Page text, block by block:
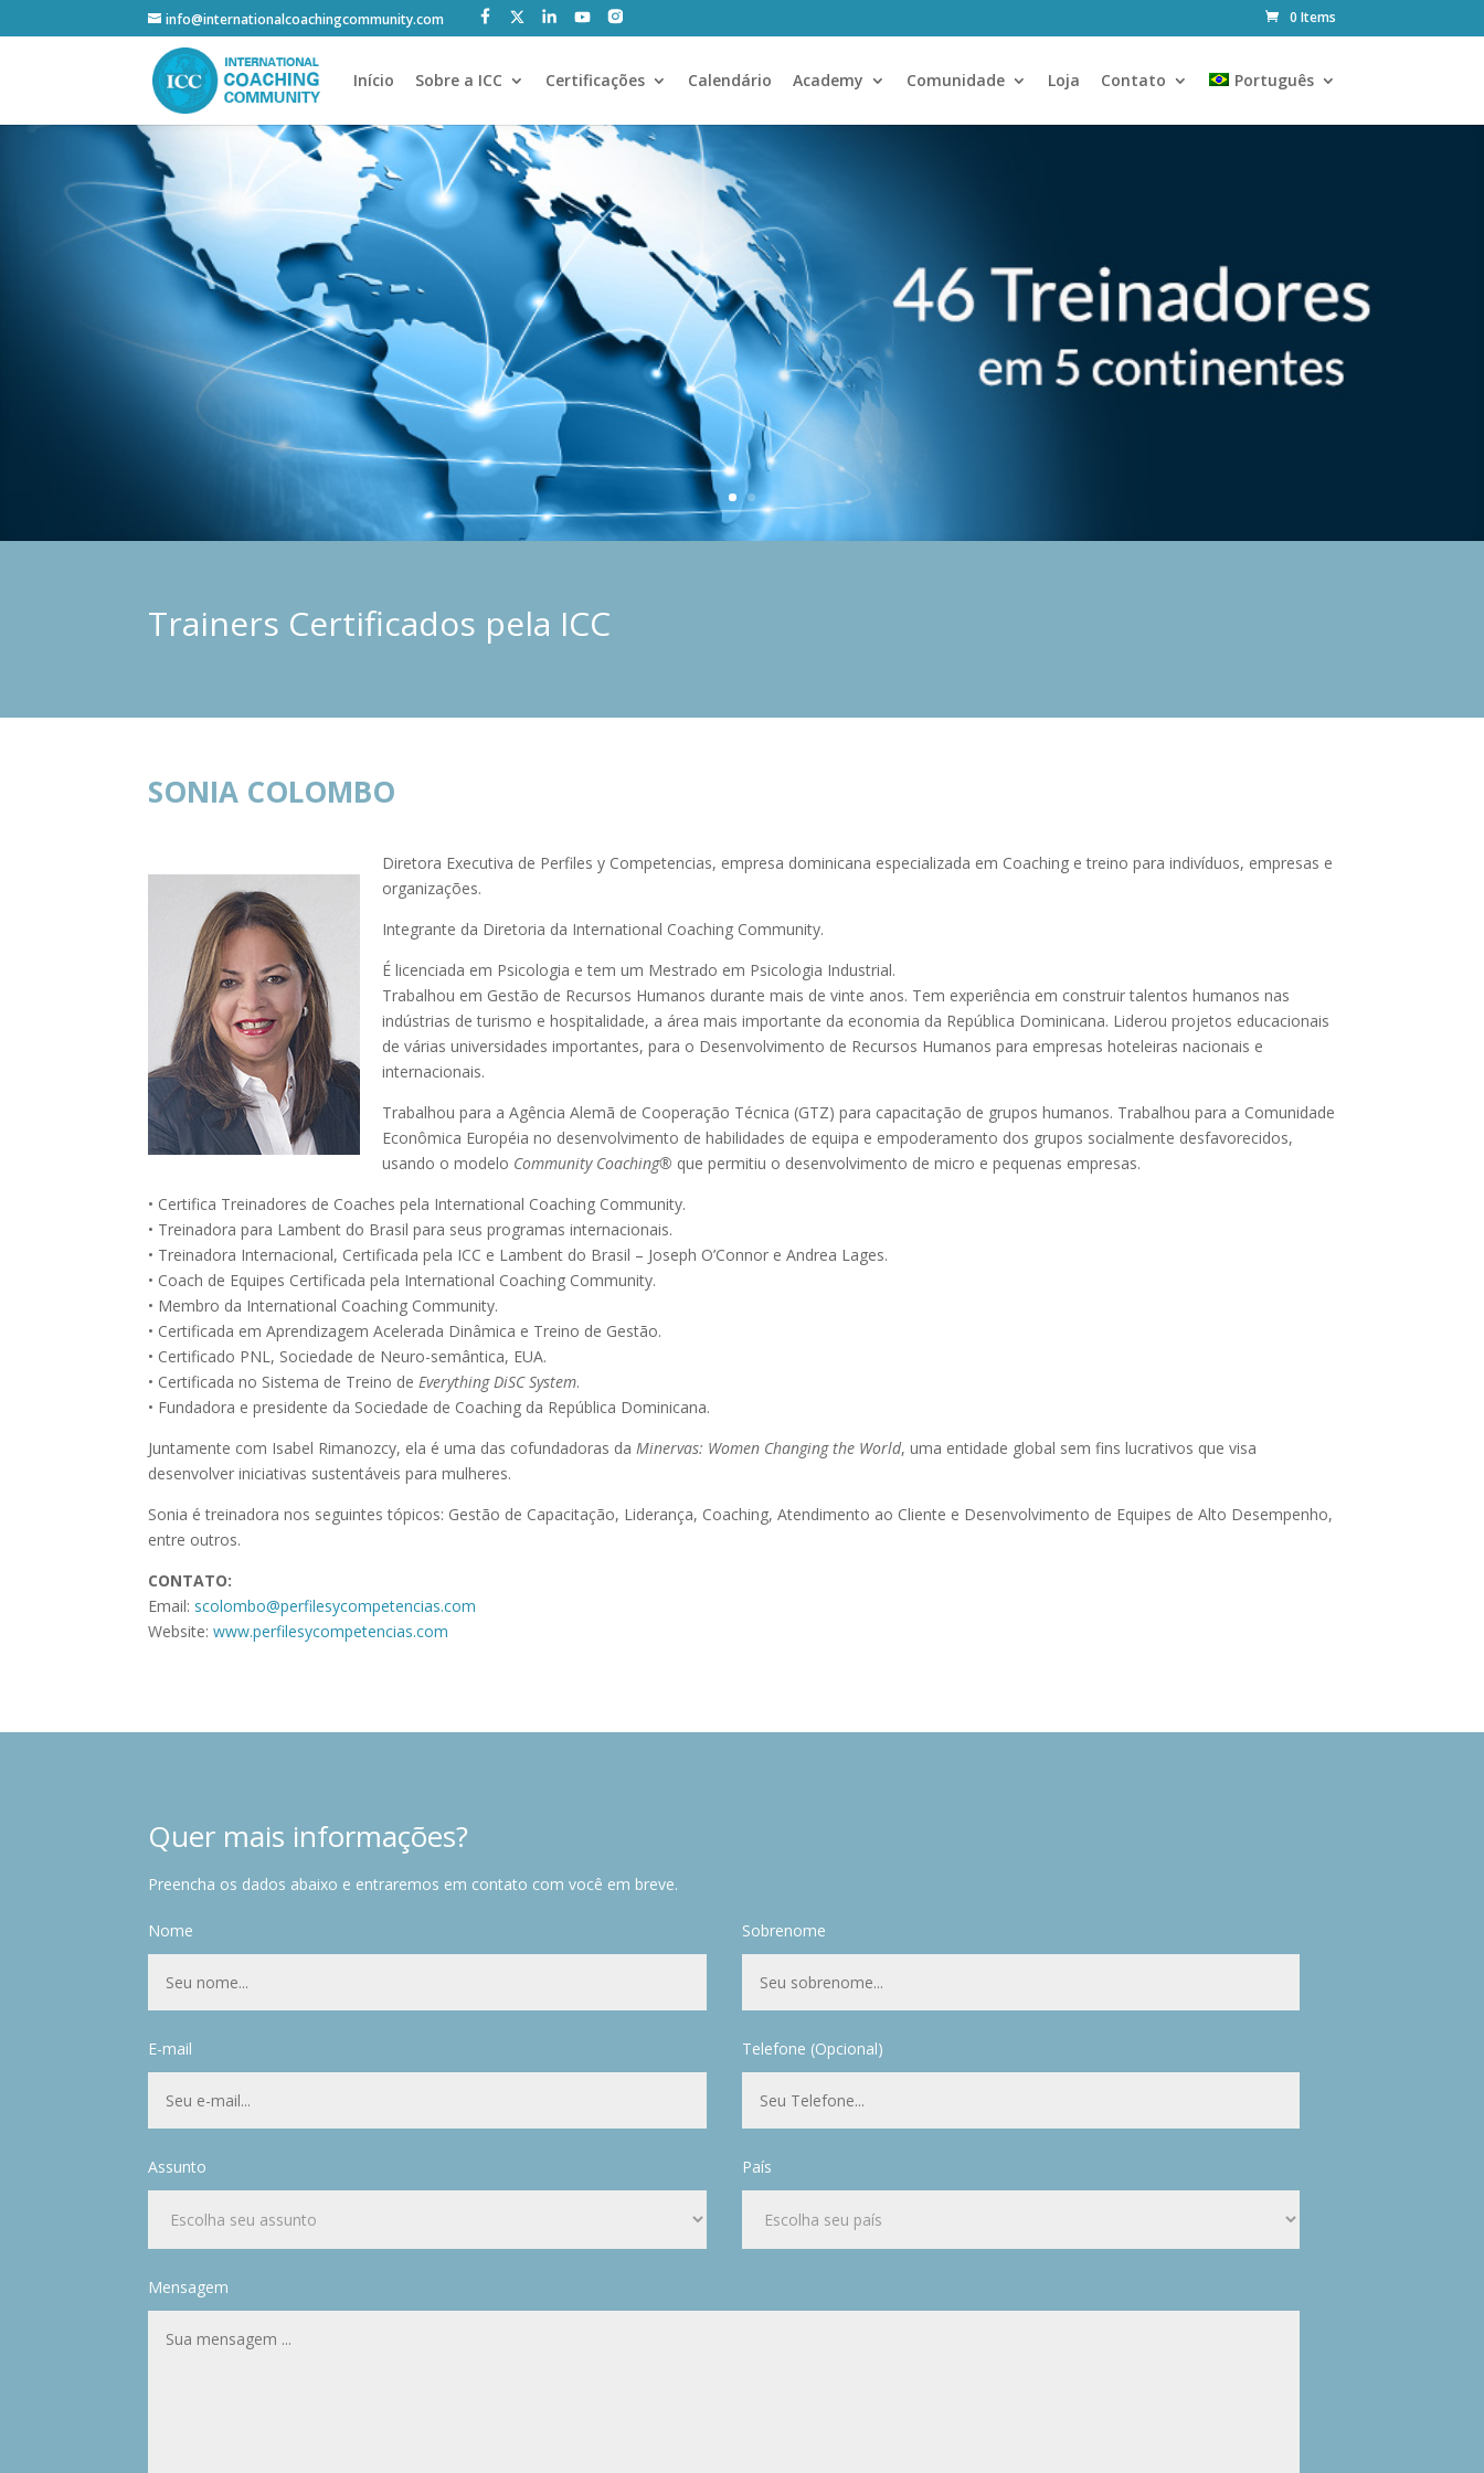
info@internationalcoachingcommunity.com 0 Items
Início Sobre a ICC Certificações Calendário Academy Comunidade Loja Contato Português
Trainers Certificados pela ICC
SONIA COLOMBO
Diretora Executiva de Perfiles y Competencias, empresa dominicana especializada em Coaching e treino para indivíduos, empresas e
organizações.
Integrante da Diretoria da International Coaching Community.
É licenciada em Psicologia e tem um Mestrado em Psicologia Industrial.
Trabalhou em Gestão de Recursos Humanos durante mais de vinte anos. Tem experiência em construir talentos humanos nas
indústrias de turismo e hospitalidade, a área mais importante da economia da República Dominicana. Liderou projetos educacionais
de várias universidades importantes, para o Desenvolvimento de Recursos Humanos para empresas hoteleiras nacionais e
internacionais.
Trabalhou para a Agência Alemã de Cooperação Técnica (GTZ) para capacitação de grupos humanos. Trabalhou para a Comunidade
Econômica Européia no desenvolvimento de habilidades de equipa e empoderamento dos grupos socialmente desfavorecidos,
usando o modelo Community Coaching® que permitiu o desenvolvimento de micro e pequenas empresas.
• Certifica Treinadores de Coaches pela International Coaching Community.
• Treinadora para Lambent do Brasil para seus programas internacionais.
• Treinadora Internacional, Certificada pela ICC e Lambent do Brasil – Joseph O’Connor e Andrea Lages.
• Coach de Equipes Certificada pela International Coaching Community.
• Membro da International Coaching Community.
• Certificada em Aprendizagem Acelerada Dinâmica e Treino de Gestão.
• Certificado PNL, Sociedade de Neuro-semântica, EUA.
• Certificada no Sistema de Treino de Everything DiSC System.
• Fundadora e presidente da Sociedade de Coaching da República Dominicana.
Juntamente com Isabel Rimanozcy, ela é uma das cofundadoras da Minervas: Women Changing the World, uma entidade global sem fins lucrativos que visa
desenvolver iniciativas sustentáveis para mulheres.
Sonia é treinadora nos seguintes tópicos: Gestão de Capacitação, Liderança, Coaching, Atendimento ao Cliente e Desenvolvimento de Equipes de Alto Desempenho,
entre outros.
CONTATO:
Email: scolombo@perfilesycompetencias.com
Website:www.perfilesycompetencias.com
Quer mais informações?
Preencha os dados abaixo e entraremos em contato com você em breve.
Nome Sobrenome
E-mail Telefone (Opcional)
Assunto País
Mensagem